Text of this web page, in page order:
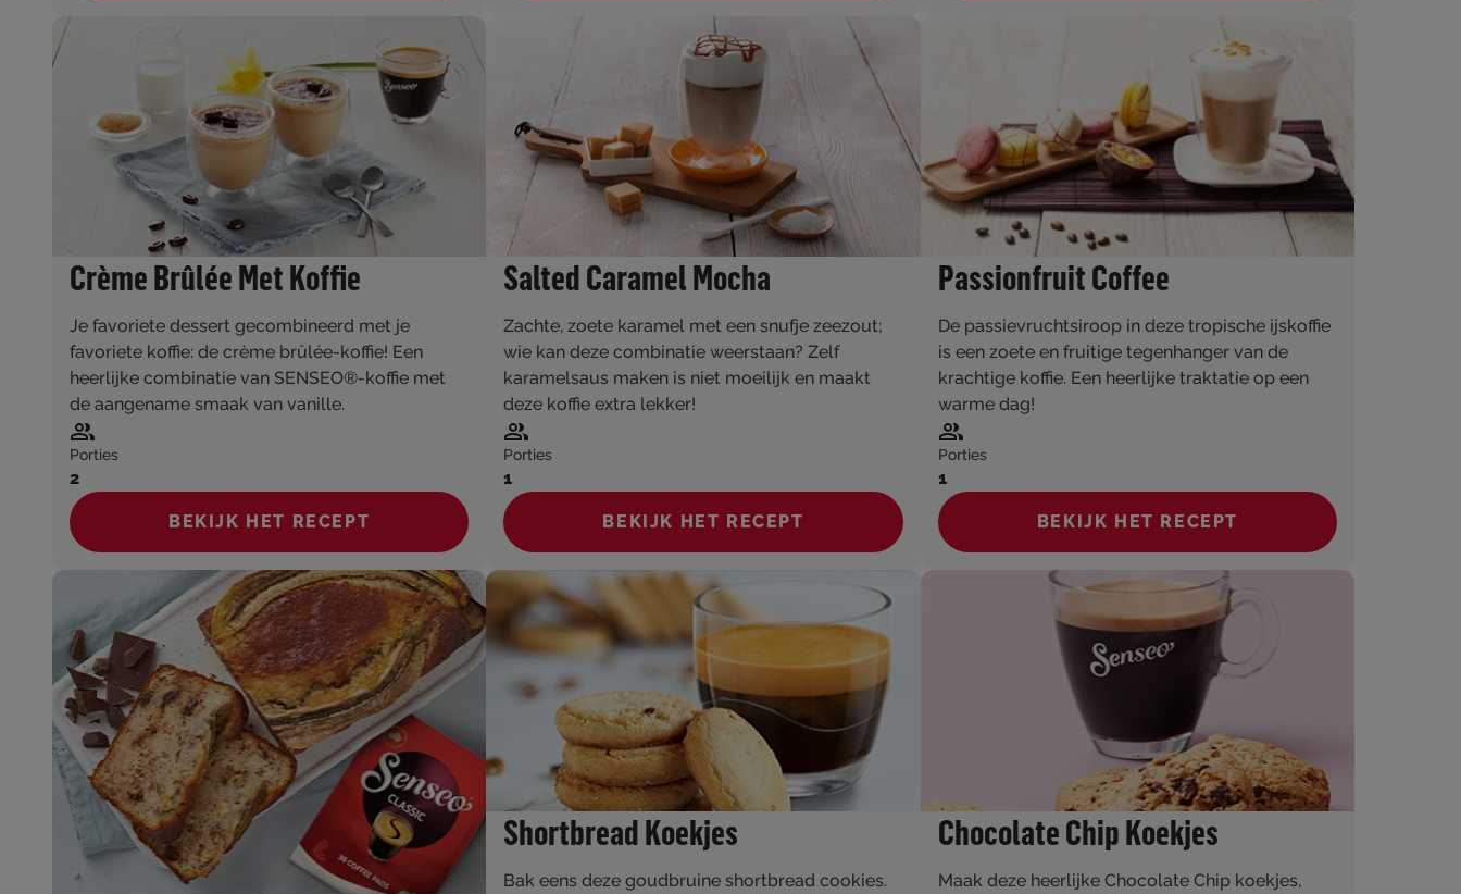
Crème Brûlée Met Koffie
Je favoriete dessert gecombineerd met je
favoriete koffie: de crème brûlée-koffie! Een
heerlijke combinatie van SENSEO®-koffie met
de aangename smaak van vanille.
Porties
2
BEKIJK HET RECEPT
Salted Caramel Mocha
Zachte, zoete karamel met een snufje zeezout;
wie kan deze combinatie weerstaan? Zelf
karamelsaus maken is niet moeilijk en maakt
deze koffie extra lekker!
Porties
1
BEKIJK HET RECEPT
Passionfruit Coffee
De passievruchtsiroop in deze tropische ijskoffie
is een zoete en fruitige tegenhanger van de
krachtige koffie. Een heerlijke traktatie op een
warme dag!
Porties
1
BEKIJK HET RECEPT
Shortbread Koekjes
Bak eens deze goudbruine shortbread cookies.
Chocolate Chip Koekjes
Maak deze heerlijke Chocolate Chip koekjes,